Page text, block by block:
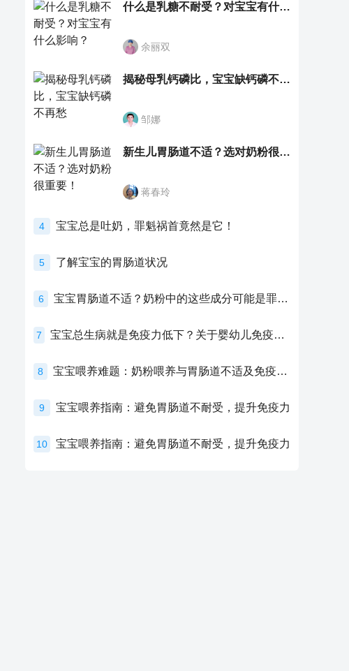
什么是乳糖不耐受？对宝宝有什么影响？
余丽双
揭秘母乳钙磷比，宝宝缺钙磷不再愁
邹娜
新生儿胃肠道不适？选对奶粉很重要！
蒋春玲
4 宝宝总是吐奶，罪魁祸首竟然是它！
5 了解宝宝的胃肠道状况
6 宝宝胃肠道不适？奶粉中的这些成分可能是罪魁祸首！
7 宝宝总生病就是免疫力低下？关于婴幼儿免疫力的真相，家长必须了解！
8 宝宝喂养难题：奶粉喂养与胃肠道不适及免疫力提升的奥秘
9 宝宝喂养指南：避免胃肠道不耐受，提升免疫力
10 宝宝喂养指南：避免胃肠道不耐受，提升免疫力